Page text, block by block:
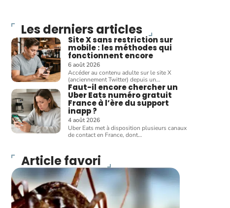
Les derniers articles
Site X sans restriction sur
mobile : les méthodes qui
fonctionnent encore
6 août 2026
Accéder au contenu adulte sur le site X
(anciennement Twitter) depuis un…
Faut-il encore chercher un
Uber Eats numéro gratuit
France à l’ère du support
inapp ?
4 août 2026
Uber Eats met à disposition plusieurs canaux
de contact en France, dont…
Article favori